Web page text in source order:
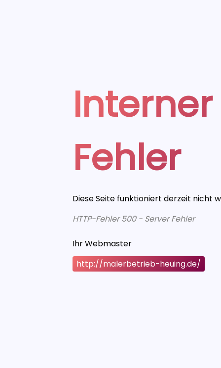
Fehler
Diese Seite funktioniert derzeit nicht
HTTP-Fehler 500 - Server Fehler
Ihr Webmaster
http://malerbetrieb-heuing.de/